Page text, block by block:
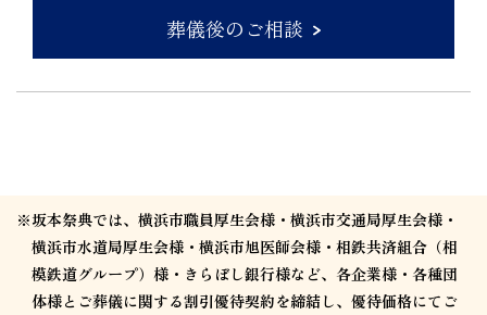
葬儀後のご相談
※坂本祭典では、横浜市職員厚生会様・横浜市交通局厚生会様・
横浜市水道局厚生会様・横浜市旭医師会様・相鉄共済組合（相
模鉄道グループ）様・きらぼし銀行様など、各企業様・各種団
体様とご葬儀に関する割引優待契約を締結し、優待価格にてご